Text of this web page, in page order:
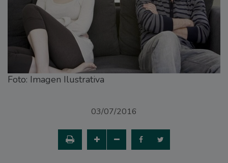
Foto: Imagen Ilustrativa
03/07/2016